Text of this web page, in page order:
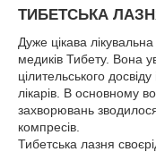
ТИБЕТСЬКА
Дуже цікава
медиків Тибету. Вона
цілительського досвіду
лікарів. В основному
захворювань
компресів.
Тибетська лазня